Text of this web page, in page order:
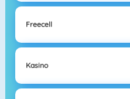
Freecell
Kasino